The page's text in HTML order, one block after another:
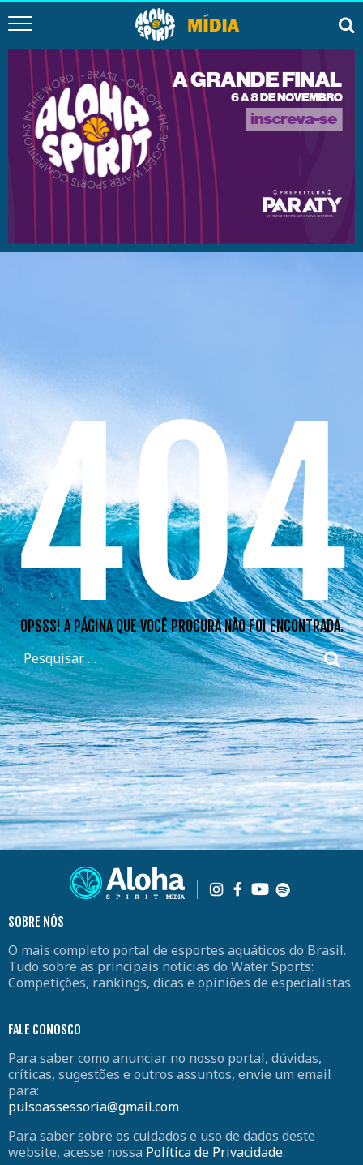
404
OPSSS! A PÁGINA QUE VOCÊ PROCURA NÃO FOI ENCONTRADA.
SOBRE NÓS
O mais completo portal de esportes aquáticos do Brasil.
Tudo sobre as principais notícias do Water Sports:
Competições, rankings, dicas e opiniões de especialistas.
FALE CONOSCO
Para saber como anunciar no nosso portal, dúvidas,
críticas, sugestões e outros assuntos, envie um email
para:
pulsoassessoria@gmail.com
Para saber sobre os cuidados e uso de dados deste
website, acesse nossa Política de Privacidade.